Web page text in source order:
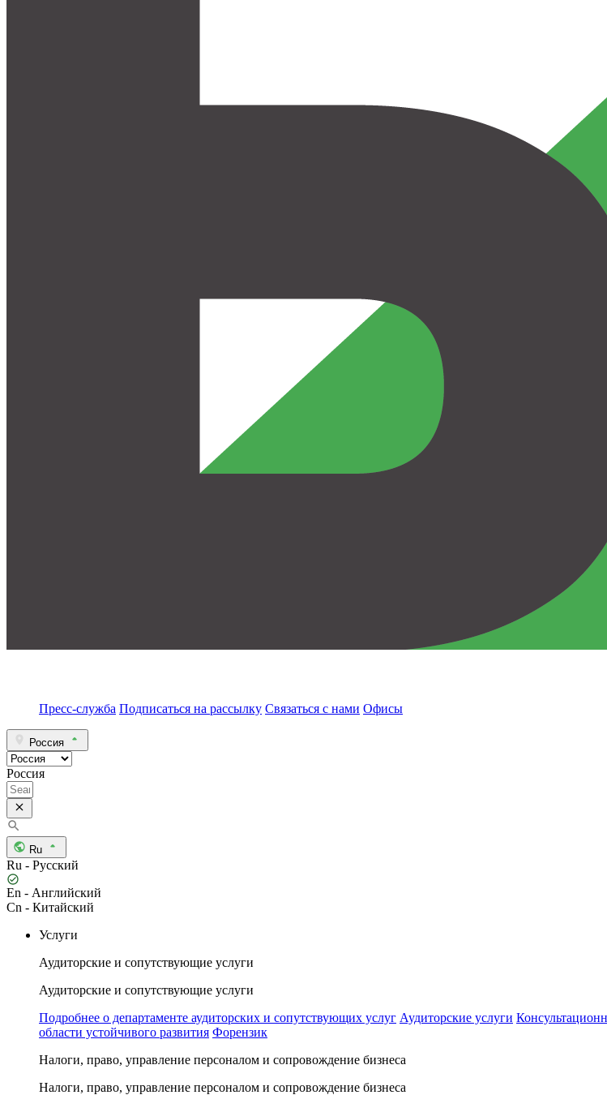
Пресс-служба Подписаться на рассылку Связаться с нами Офисы
Россия
Россия
Ru
Ru - Русский
En - Английский
Cn - Китайский
Услуги
Аудиторские и сопутствующие услуги
Аудиторские и сопутствующие услуги
Подробнее о департаменте аудиторских и сопутствующих услуг Аудиторские услуги
области устойчивого развития Форензик
Налоги, право, управление персоналом и сопровождение бизнеса
Налоги, право, управление персоналом и сопровождение бизнеса